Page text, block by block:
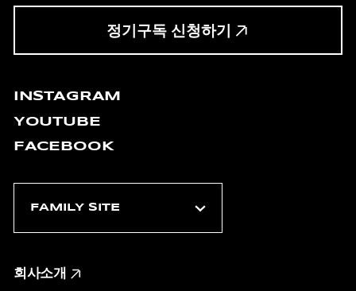
정기구독 신청하기
INSTAGRAM
YOUTUBE
FACEBOOK
회사소개